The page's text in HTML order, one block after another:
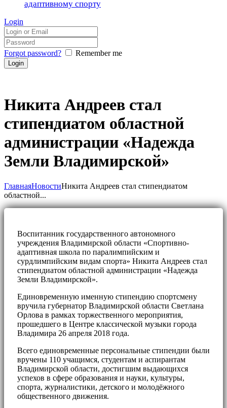
адаптивному спорту
Login
Forgot password? Remember me
Никита Андреев стал
стипендиатом областной
администрации «Надежда
Земли Владимирской»
ГлавнаяНовостиНикита Андреев стал стипендиатом
областной...
Воспитанник государственного автономного
учреждения Владимирской области «Спортивно-
адаптивная школа по паралимпийским и
сурдлимпийским видам спорта» Никита Андреев стал
стипендиатом областной администрации «Надежда
Земли Владимирской».
Единовременную именную стипендию спортсмену
вручила губернатор Владимирской области Светлана
Орлова в рамках торжественного мероприятия,
прошедшего в Центре классической музыки города
Владимира 26 апреля 2018 года.
Всего единовременные персональные стипендии были
вручены 110 учащимся, студентам и аспирантам
Владимирской области, достигшим выдающихся
успехов в сфере образования и науки, культуры,
спорта, журналистики, детского и молодёжного
общественного движения.